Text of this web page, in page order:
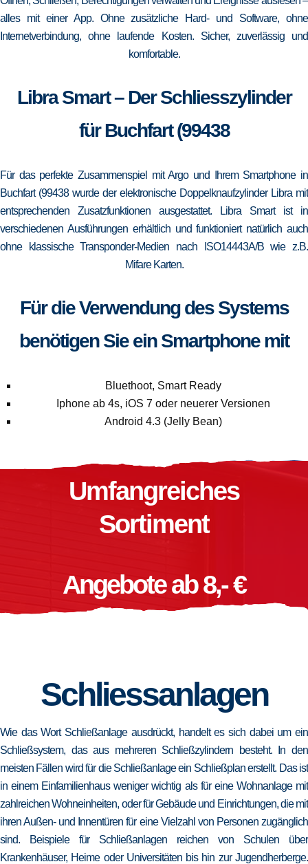
alles mit einer App. Ohne zusätzliche Hard- und Software, ohne
Internetverbindung, ohne laufende Kosten. Sicher, zuverlässig und
komfortable.
Libra Smart – Der Schliesszylinder
für Buchfart (99438
Für das perfekte Zusammenspiel mit Argo und Ihrem Smartphone in
Buchfart (99438 wurde der elektronische Doppelknaufzylinder Libra mit
entsprechenden Zusatzfunktionen ausgestattet. Libra Smart ist in
verschiedenen Ausführungen erhältlich und funktioniert natürlich auch
ohne klassische Transponder-Medien nach ISO14443A/B wie z.B.
Mifare Karten.
Für die Verwendung des Systems
benötigen Sie ein Smartphone mit
Bluethoot, Smart Ready
Iphone ab 4s, iOS 7 oder neuerer Versionen
Android 4.3 (Jelly Bean)
Umfangreiches
Sortiment
Angebote ab 8,- €
Schliessanlagen
Wie das Wort Schließanlage ausdrückt, handelt es sich dabei um ein
Schließsystem, das aus mehreren Schließzylindern besteht. In den
meisten Fällen wird für die Schließanlage ein Schließplan erstellt. Das ist
in einem Einfamilienhaus weniger wichtig als für eine Wohnanlage mit
zahlreichen Wohneinheiten, oder für Gebäude und Einrichtungen, die mit
ihren Außen- und Innentüren für eine Vielzahl von Personen zugänglich
sind. Beispiele für Schließanlagen reichen von Schulen über
Krankenhäuser, Heime oder Universitäten bis hin zur Jugendherberge.